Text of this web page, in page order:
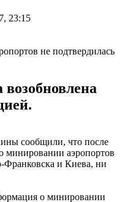
23:15
сообщили, что после
аэропортов
и Киева, ни
о минировании